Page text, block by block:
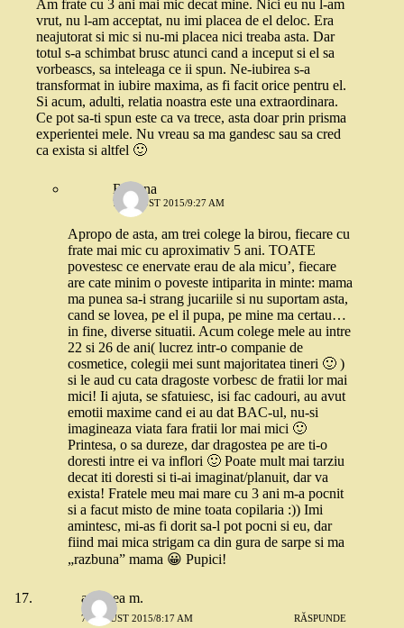
Am frate cu 3 ani mai mic decat mine. Nici eu nu l-am
vrut, nu l-am acceptat, nu imi placea de el deloc. Era
neajutorat si mic si nu-mi placea nici treaba asta. Dar
totul s-a schimbat brusc atunci cand a inceput si el sa
vorbeascs, sa inteleaga ce ii spun. Ne-iubirea s-a
transformat in iubire maxima, as fi facit orice pentru el.
Si acum, adulti, relatia noastra este una extraordinara.
Ce pot sa-ti spun este ca va trece, asta doar prin prisma
experientei mele. Nu vreau sa ma gandesc sau sa cred
ca exista si altfel 🙂
Roxana
7 AUGUST 2015/9:27 AM
Apropo de asta, am trei colege la birou, fiecare cu
frate mai mic cu aproximativ 5 ani. TOATE
povestesc ce enervate erau de ala micu’, fiecare
are cate minim o poveste intiparita in minte: mama
ma punea sa-i strang jucariile si nu suportam asta,
cand se lovea, pe el il pupa, pe mine ma certau…
in fine, diverse situatii. Acum colege mele au intre
22 si 26 de ani( lucrez intr-o companie de
cosmetice, colegii mei sunt majoritatea tineri 🙂 )
si le aud cu cata dragoste vorbesc de fratii lor mai
mici! Ii ajuta, se sfatuiesc, isi fac cadouri, au avut
emotii maxime cand ei au dat BAC-ul, nu-si
imagineaza viata fara fratii lor mai mici 🙂
Printesa, o sa dureze, dar dragostea pe are ti-o
doresti intre ei va inflori 🙂 Poate mult mai tarziu
decat iti doresti si ti-ai imaginat/planuit, dar va
exista! Fratele meu mai mare cu 3 ani m-a pocnit
si a facut misto de mine toata copilaria :)) Imi
amintesc, mi-as fi dorit sa-l pot pocni si eu, dar
fiind mai mica strigam ca din gura de sarpe si ma
„razbuna” mama 😀 Pupici!
andreea m.
7 AUGUST 2015/8:17 AM RĂSPUNDE